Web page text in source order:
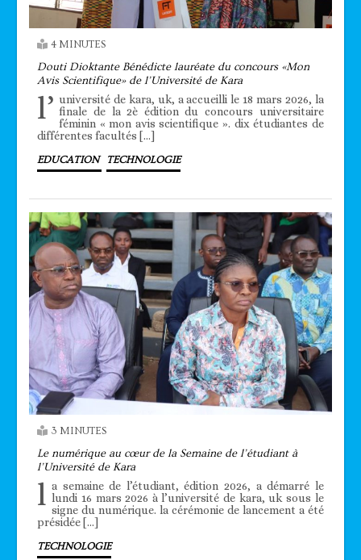
4 MINUTES
Douti Dioktante Bénédicte lauréate du concours «Mon
Avis Scientifique» de l’Université de Kara
l’ université de kara, uk, a accueilli le 18 mars 2026, la
finale de la 2è édition du concours universitaire
féminin « mon avis scientifique ». dix étudiantes de
différentes facultés […]
EDUCATION TECHNOLOGIE
3 MINUTES
Le numérique au cœur de la Semaine de l’étudiant à
l’Université de Kara
l a semaine de l’étudiant, édition 2026, a démarré le
lundi 16 mars 2026 à l’université de kara, uk sous le
signe du numérique. la cérémonie de lancement a été
présidée […]
TECHNOLOGIE